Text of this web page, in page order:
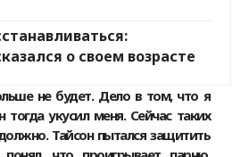
о своем возрасте
не будет. Дело в том, что я
укусил меня. Сейчас таких
Тайсон пытался защитить